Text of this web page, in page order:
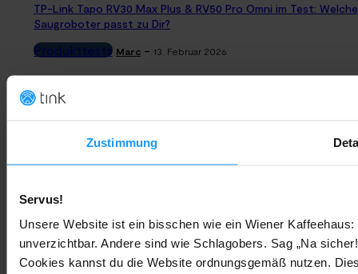
Zustimmung
Servus!
Unsere Website ist ein bisschen wie ein Wiener
unverzichtbar. Andere sind wie Schlagobers. Sag „Na
Cookies kannst du die Website ordnungsgemäß nutzen.
TP-Link Tapo RV30 Max Plus & RV50 Pro Omni im Test:
Saugroboter passt zu Dir?
Produkttests Marc - 13. Februar 2026
Tado Thermostat Test – Smarte Heizkörpersteuerung im
MEHR LADEN
Google Home Speaker im Test: Lohnt sich der Kauf?